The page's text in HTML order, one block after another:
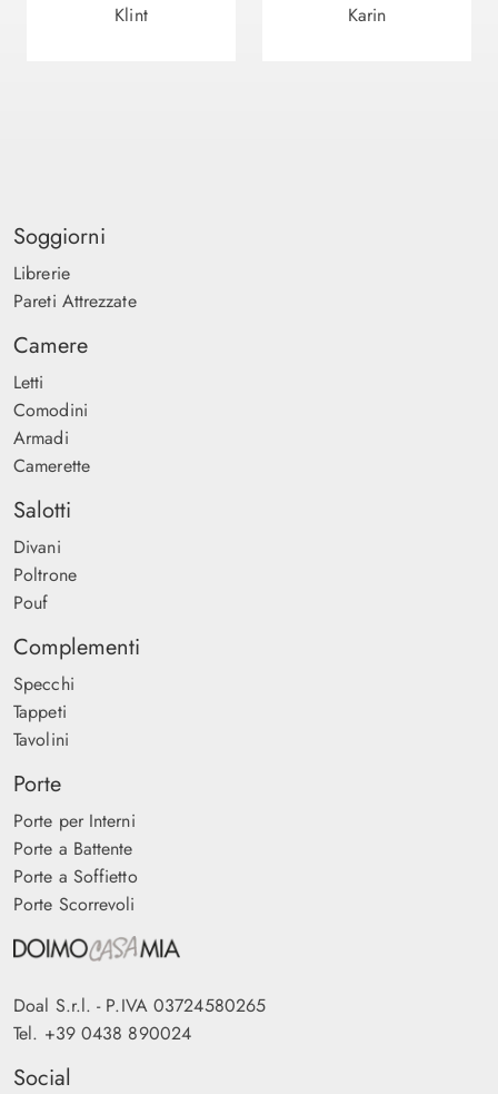
Klint Karin
Soggiorni
Librerie
Pareti Attrezzate
Camere
Letti
Comodini
Armadi
Camerette
Salotti
Divani
Poltrone
Pouf
Complementi
Specchi
Tappeti
Tavolini
Porte
Porte per Interni
Porte a Battente
Porte a Soffietto
Porte Scorrevoli
Doal S.r.l. - P.IVA 03724580265
Tel. +39 0438 890024
Social